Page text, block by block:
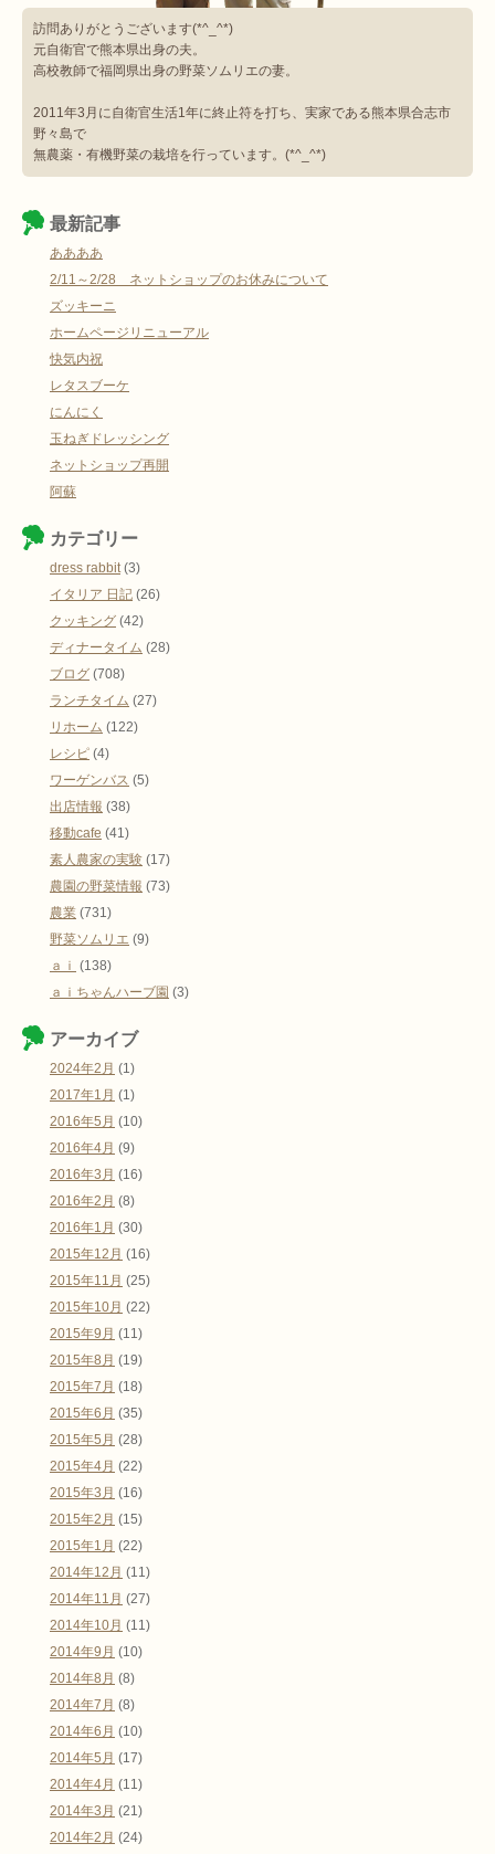
訪問ありがとうございます(*^_^*)
元自衛官で熊本県出身の夫。
高校教師で福岡県出身の野菜ソムリエの妻。
2011年3月に自衛官生活1年に終止符を打ち、実家である熊本県合志市
野々島で
無農薬・有機野菜の栽培を行っています。(*^_^*)
最新記事
ああああ
2/11～2/28 ネットショップのお休みについて
ズッキーニ
ホームページリニューアル
快気内祝
レタスブーケ
にんにく
玉ねぎドレッシング
ネットショップ再開
阿蘇
カテゴリー
dress rabbit (3)
イタリア 日記 (26)
クッキング (42)
ディナータイム (28)
ブログ (708)
ランチタイム (27)
リホーム (122)
レシピ (4)
ワーゲンバス (5)
出店情報 (38)
移動cafe (41)
素人農家の実験 (17)
農園の野菜情報 (73)
農業 (731)
野菜ソムリエ (9)
ａｉ (138)
ａｉちゃんハーブ園 (3)
アーカイブ
2024年2月 (1)
2017年1月 (1)
2016年5月 (10)
2016年4月 (9)
2016年3月 (16)
2016年2月 (8)
2016年1月 (30)
2015年12月 (16)
2015年11月 (25)
2015年10月 (22)
2015年9月 (11)
2015年8月 (19)
2015年7月 (18)
2015年6月 (35)
2015年5月 (28)
2015年4月 (22)
2015年3月 (16)
2015年2月 (15)
2015年1月 (22)
2014年12月 (11)
2014年11月 (27)
2014年10月 (11)
2014年9月 (10)
2014年8月 (8)
2014年7月 (8)
2014年6月 (10)
2014年5月 (17)
2014年4月 (11)
2014年3月 (21)
2014年2月 (24)